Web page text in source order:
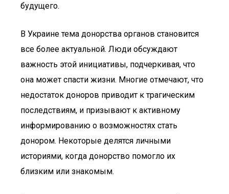
будущего.
В Украине тема донорства органов становится
все более актуальной. Люди обсуждают
важность этой инициативы, подчеркивая, что
она может спасти жизни. Многие отмечают, что
недостаток доноров приводит к трагическим
последствиям, и призывают к активному
информированию о возможностях стать
донором. Некоторые делятся личными
историями, когда донорство помогло их
близким или знакомым.